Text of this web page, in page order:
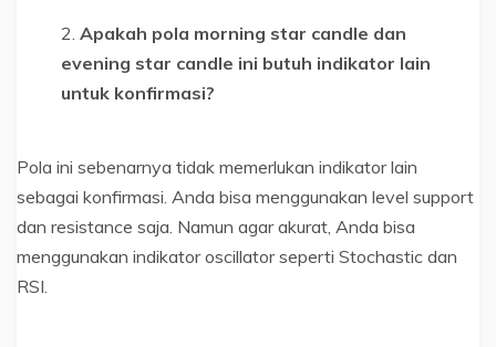
Apakah pola morning star candle dan
evening star candle ini butuh indikator lain
untuk konfirmasi?
Pola ini sebenarnya tidak memerlukan indikator lain
sebagai konfirmasi. Anda bisa menggunakan level support
dan resistance saja. Namun agar akurat, Anda bisa
menggunakan indikator oscillator seperti Stochastic dan
RSI.